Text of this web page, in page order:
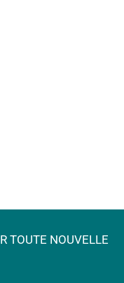
TOUTE NOUVELLE